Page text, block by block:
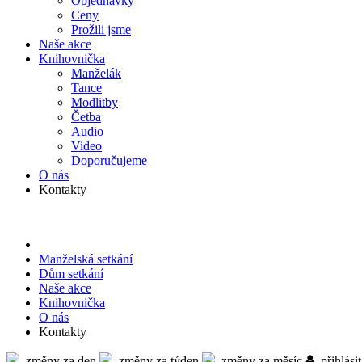
Ceny
Prožili jsme
Naše akce
Knihov­nička
Manželák
Tance
Modlitby
Četba
Audio
Video
Doporu­čujeme
O nás
Kontakty
Manželská setkání
Dům setkání
Naše akce
Knihov­nička
O nás
Kontakty